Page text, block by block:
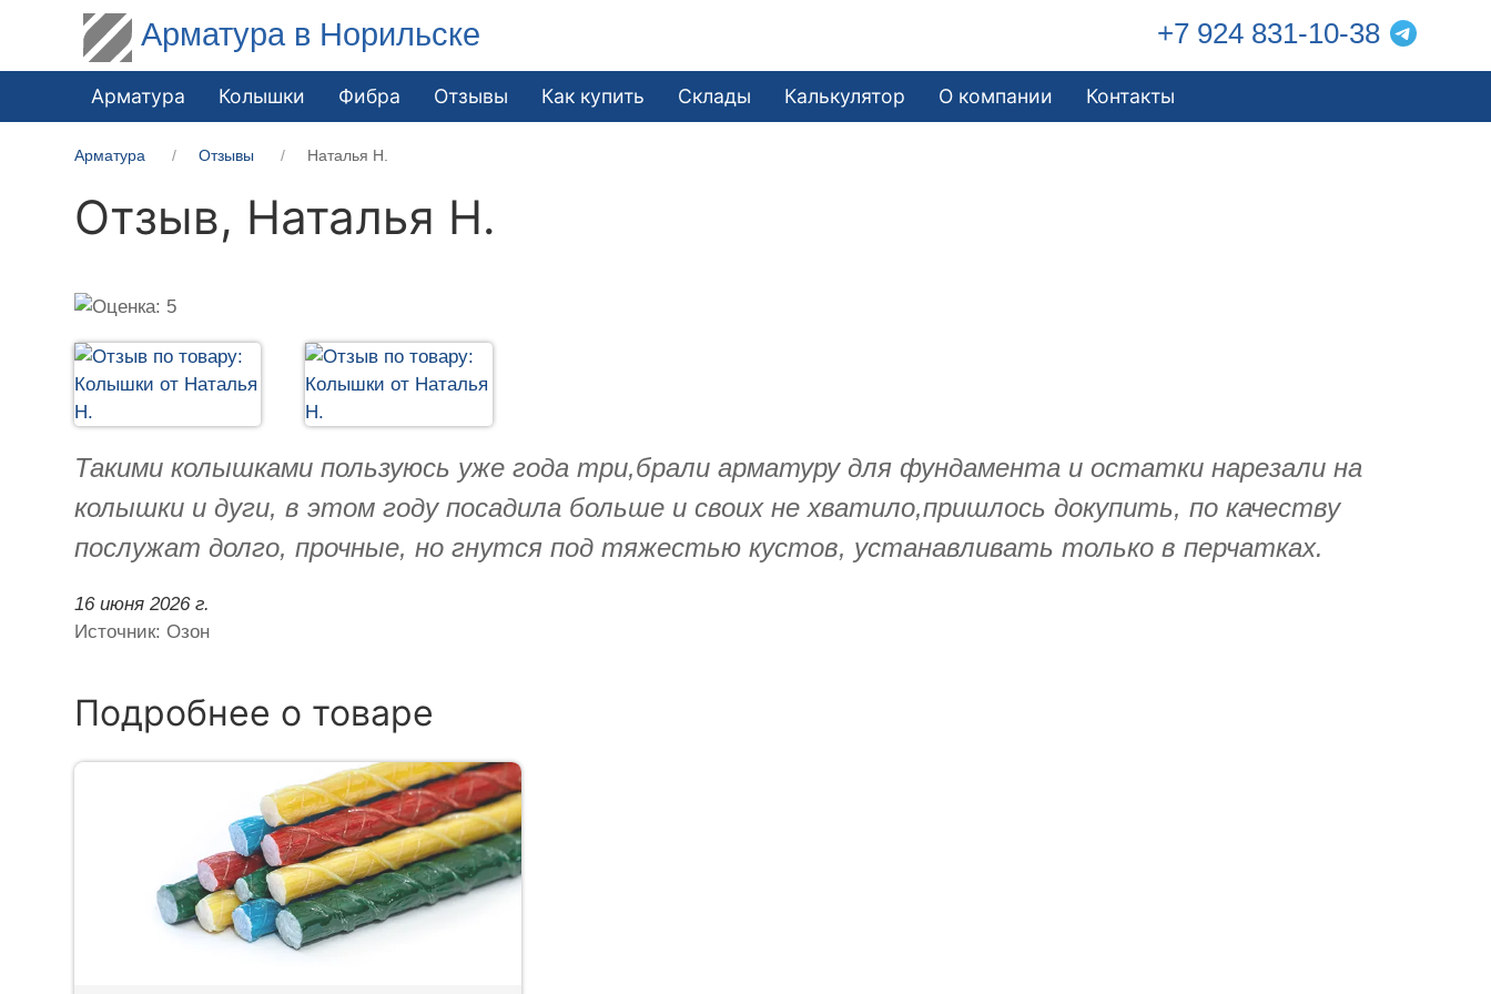
Арматура в Норильске +7 924 831-10-38
Арматура Колышки Фибра Отзывы Как купить Склады Калькулятор О компании Контакты
Арматура Отзывы Наталья Н.
Отзыв, Наталья Н.
Такими колышками пользуюсь уже года три,брали арматуру для фундамента и остатки нарезали на
колышки и дуги, в этом году посадила больше и своих не хватило,пришлось докупить, по качеству
послужат долго, прочные, но гнутся под тяжестью кустов, устанавливать только в перчатках.
16 июня 2026 г.
Источник: Озон
Подробнее о товаре